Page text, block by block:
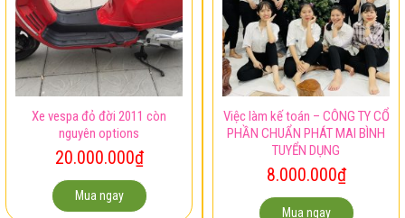
Xe vespa đỏ đời 2011 còn
nguyên options
20.000.000₫
Việc làm kế toán – CÔNG TY CỔ
PHẦN CHUẨN PHÁT MAI BÌNH
TUYỂN DỤNG
8.000.000₫